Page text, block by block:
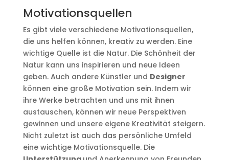
Motivationsquellen
Es gibt viele verschiedene Motivationsquellen,
die uns helfen können, kreativ zu werden. Eine
wichtige Quelle ist die Natur. Die Schönheit der
Natur kann uns inspirieren und neue Ideen
geben. Auch andere Künstler und Designer
können eine große Motivation sein. Indem wir
ihre Werke betrachten und uns mit ihnen
austauschen, können wir neue Perspektiven
gewinnen und unsere eigene Kreativität steigern.
Nicht zuletzt ist auch das persönliche Umfeld
eine wichtige Motivationsquelle. Die